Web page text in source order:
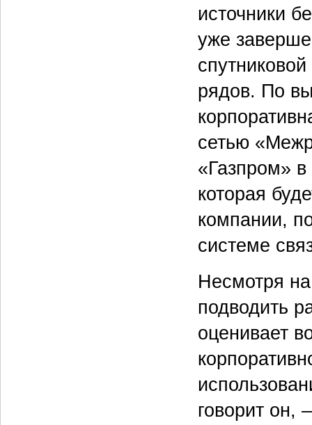
источники
уже
рядов. По
сетью
«Газпром»
которая
компании,
системе
Несмотря
подводить
оценивает
говорит он,